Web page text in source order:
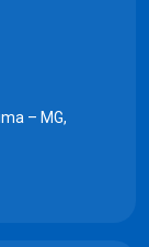
– MG,